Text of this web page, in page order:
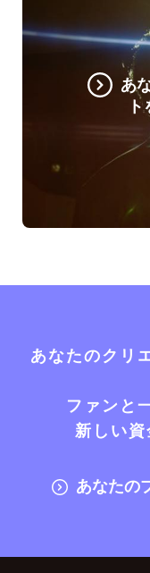
あ
あなたのクリ
ファンと
新しい
あなたの